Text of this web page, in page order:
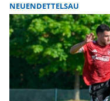
NEUENDETTELSAU